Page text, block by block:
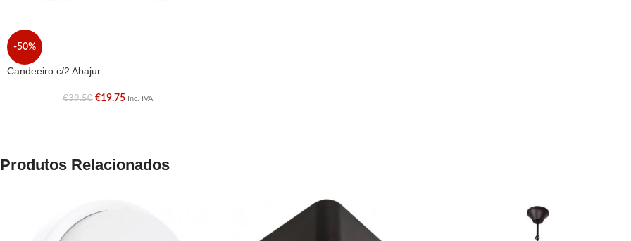
-50%
Candeeiro c/2 Abajur
€39.50 €19.75 Inc. IVA
Produtos Relacionados